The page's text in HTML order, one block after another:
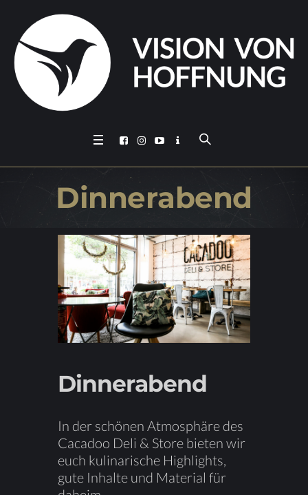
Din­ner­abend
Din­ner­abend
In der schö­nen At­mo­sphä­re des
Ca­ca­doo Deli & Store bie­ten wir
euch ku­li­na­ri­sche High­lights,
gute In­hal­te und Ma­te­ri­al für